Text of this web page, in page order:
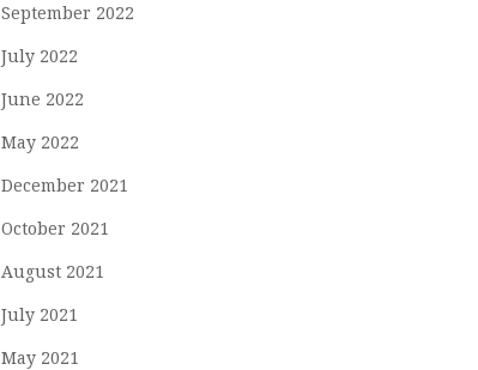
September 2022
July 2022
June 2022
May 2022
December 2021
October 2021
August 2021
July 2021
May 2021